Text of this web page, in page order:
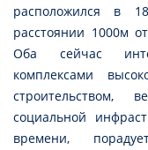
расположился в
расстоянии 1000м
Оба сейчас
комплексами
строительством,
социальной
времени,